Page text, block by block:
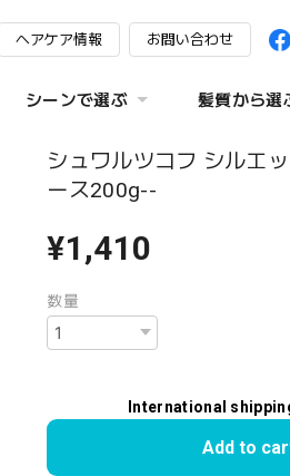
ヘアケア情報 お問い合わせ
シーンで選ぶ 髪質から選
シュワルツコフ シルエ
ース200g--
¥1,410
数量
International
Add to